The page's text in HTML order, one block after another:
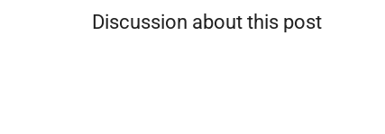
Discussion about this post